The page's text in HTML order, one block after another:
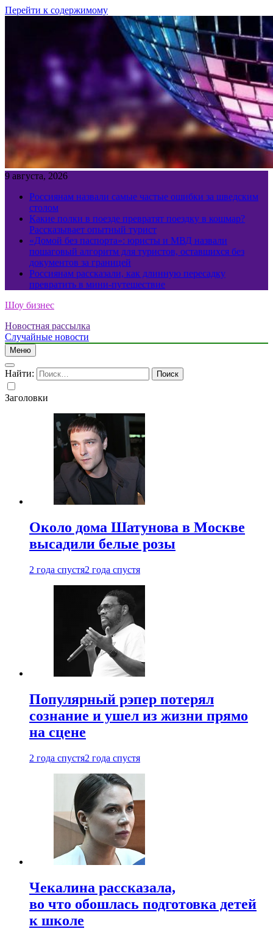
Перейти к содержимому
9 августа, 2026
Россиянам назвали самые частые ошибки за шведским
столом
Какие полки в поезде превратят поездку в кошмар?
Рассказывает опытный турист
«Домой без паспорта»: юристы и МВД назвали
пошаговый алгоритм для туристов, оставшихся без
документов за границей
Россиянам рассказали, как длинную пересадку
превратить в мини-путешествие
Шоу бизнес
Новостная рассылка
Случайные новости
Меню
Найти:
Заголовки
Около дома Шатунова в Москве
высадили белые розы
2 года спустя2 года спустя
Популярный рэпер потерял
сознание и ушел из жизни прямо
на сцене
2 года спустя2 года спустя
Чекалина рассказала,
во что обошлась подготовка детей
к школе